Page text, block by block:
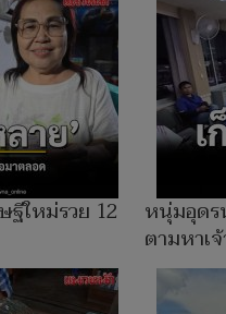
ใหม่รวย 12
หนุ่มอุดร
ตามหาเ